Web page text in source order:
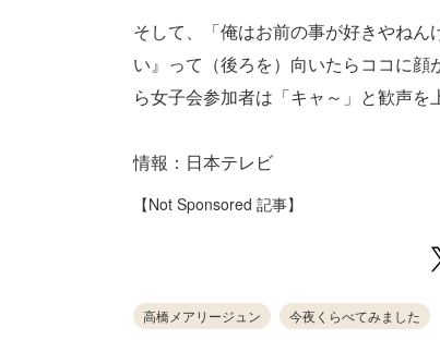
そして、「俺はお前の事が好きやね
い』って（後ろを）向いたらココに
ら女子会参加者は「キャ～」と歓声を
情報：日本テレビ
【Not Sponsored 記事】
高橋メアリージュン 今夜くらべてみました